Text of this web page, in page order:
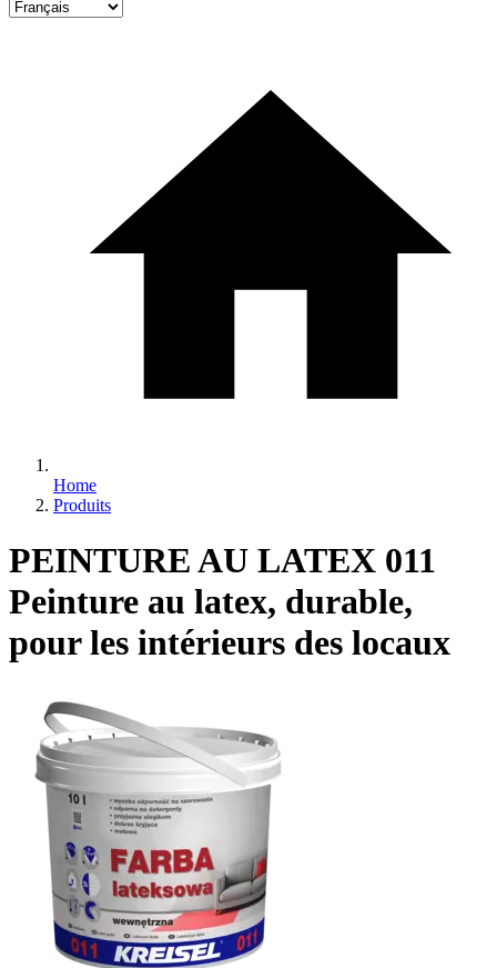
Home
Produits
PEINTURE AU LATEX 011
Peinture au latex, durable,
pour les intérieurs des locaux